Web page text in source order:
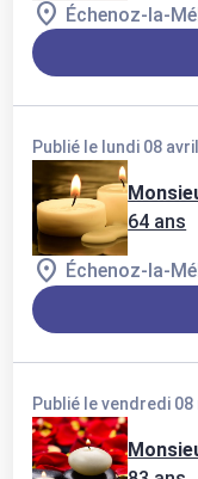
Échenoz-la-
Publié le lundi 08
64 ans
Échenoz-la-
Publié le vendredi